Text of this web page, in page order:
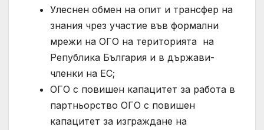
Улеснен обмен на опит и трансфер на
знания чрез участие във формални
мрежи на ОГО на територията на
Република България и в държави-
членки на ЕС;
ОГО с повишен капацитет за работа в
партньорство ОГО с повишен
капацитет за изграждане на